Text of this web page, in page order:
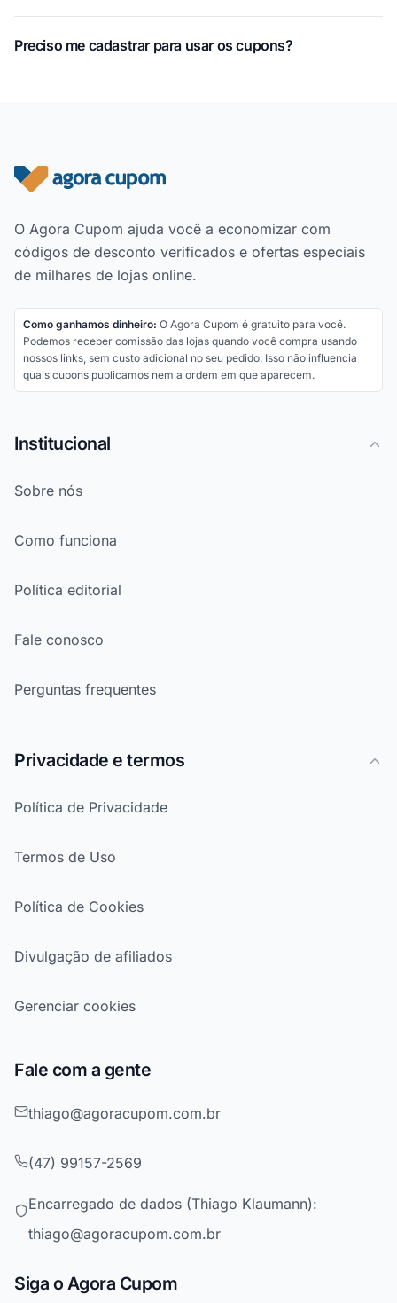
Preciso me cadastrar para usar os cupons?
Rodapé do site
O Agora Cupom ajuda você a economizar com
códigos de desconto verificados e ofertas especiais
de milhares de lojas online.
Como ganhamos dinheiro: O Agora Cupom é gratuito para você.
Podemos receber comissão das lojas quando você compra usando
nossos links, sem custo adicional no seu pedido. Isso não influencia
quais cupons publicamos nem a ordem em que aparecem.
Institucional
Sobre nós
Como funciona
Política editorial
Fale conosco
Perguntas frequentes
Privacidade e termos
Política de Privacidade
Termos de Uso
Política de Cookies
Divulgação de afiliados
Gerenciar cookies
Fale com a gente
thiago@agoracupom.com.br
(47) 99157-2569
Encarregado de dados (Thiago Klaumann):
thiago@agoracupom.com.br
Siga o Agora Cupom